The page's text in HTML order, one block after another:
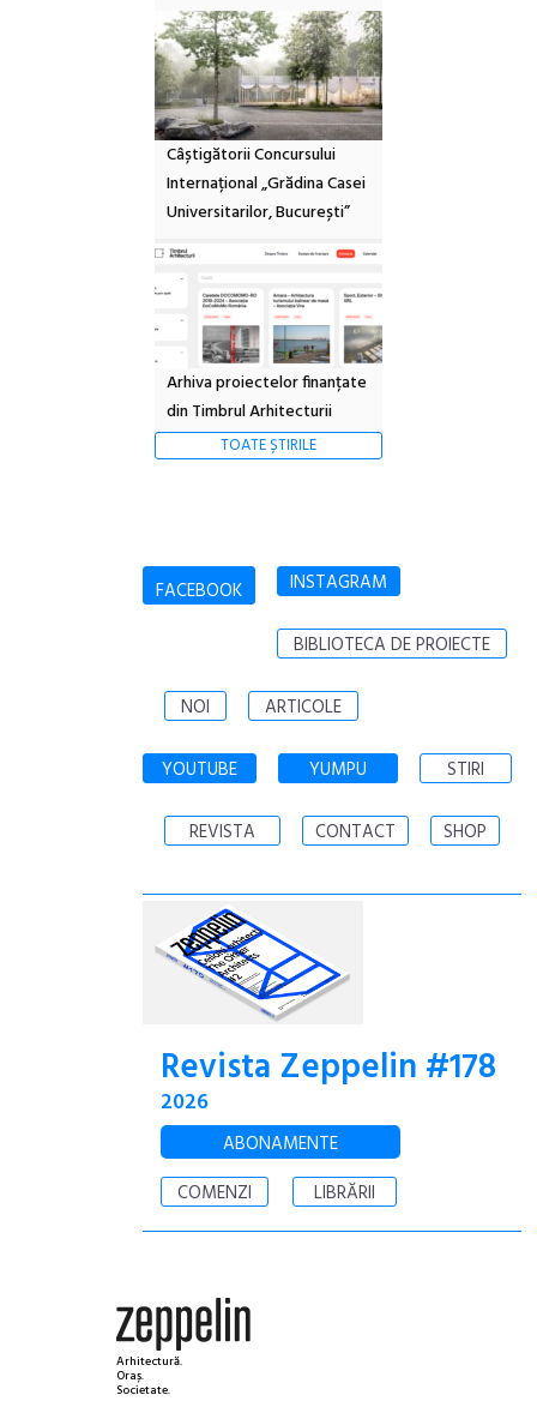
Câștigătorii Concursului
Internațional „Grădina Casei
Universitarilor, București”
Arhiva proiectelor finanțate
din Timbrul Arhitecturii
TOATE ȘTIRILE
FACEBOOK INSTAGRAM
BIBLIOTECA DE PROIECTE
NOI ARTICOLE
YOUTUBE YUMPU STIRI
REVISTA CONTACT SHOP
Revista Zeppelin #178
2026
ABONAMENTE
COMENZI
LIBRĂRII
Arhitectură.
Oraș.
Societate.